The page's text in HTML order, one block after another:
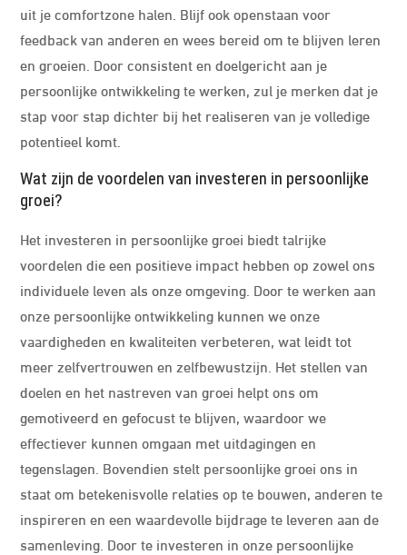
uit je comfortzone halen. Blijf ook openstaan voor
feedback van anderen en wees bereid om te blijven leren
en groeien. Door consistent en doelgericht aan je
persoonlijke ontwikkeling te werken, zul je merken dat je
stap voor stap dichter bij het realiseren van je volledige
potentieel komt.
Wat zijn de voordelen van investeren in persoonlijke
groei?
Het investeren in persoonlijke groei biedt talrijke
voordelen die een positieve impact hebben op zowel ons
individuele leven als onze omgeving. Door te werken aan
onze persoonlijke ontwikkeling kunnen we onze
vaardigheden en kwaliteiten verbeteren, wat leidt tot
meer zelfvertrouwen en zelfbewustzijn. Het stellen van
doelen en het nastreven van groei helpt ons om
gemotiveerd en gefocust te blijven, waardoor we
effectiever kunnen omgaan met uitdagingen en
tegenslagen. Bovendien stelt persoonlijke groei ons in
staat om betekenisvolle relaties op te bouwen, anderen te
inspireren en een waardevolle bijdrage te leveren aan de
samenleving. Door te investeren in onze persoonlijke